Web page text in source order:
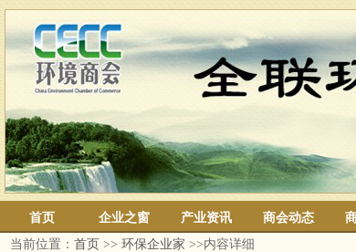
首页 企业之窗 产业资讯 商会动态
当前位置： 首页 >> 环保企业家 >>内容详细